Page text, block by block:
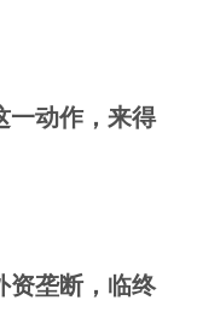
一动作，来得
资垄断，临终